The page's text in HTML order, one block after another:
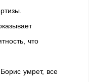
что
умрет, все